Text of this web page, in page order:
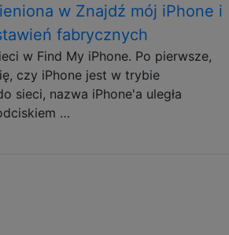
w Znajdź mój iPhone i
fabrycznych
w Find My iPhone. Po pierwsze,
czy iPhone jest w trybie
sieci, nazwa iPhone'a uległa
…